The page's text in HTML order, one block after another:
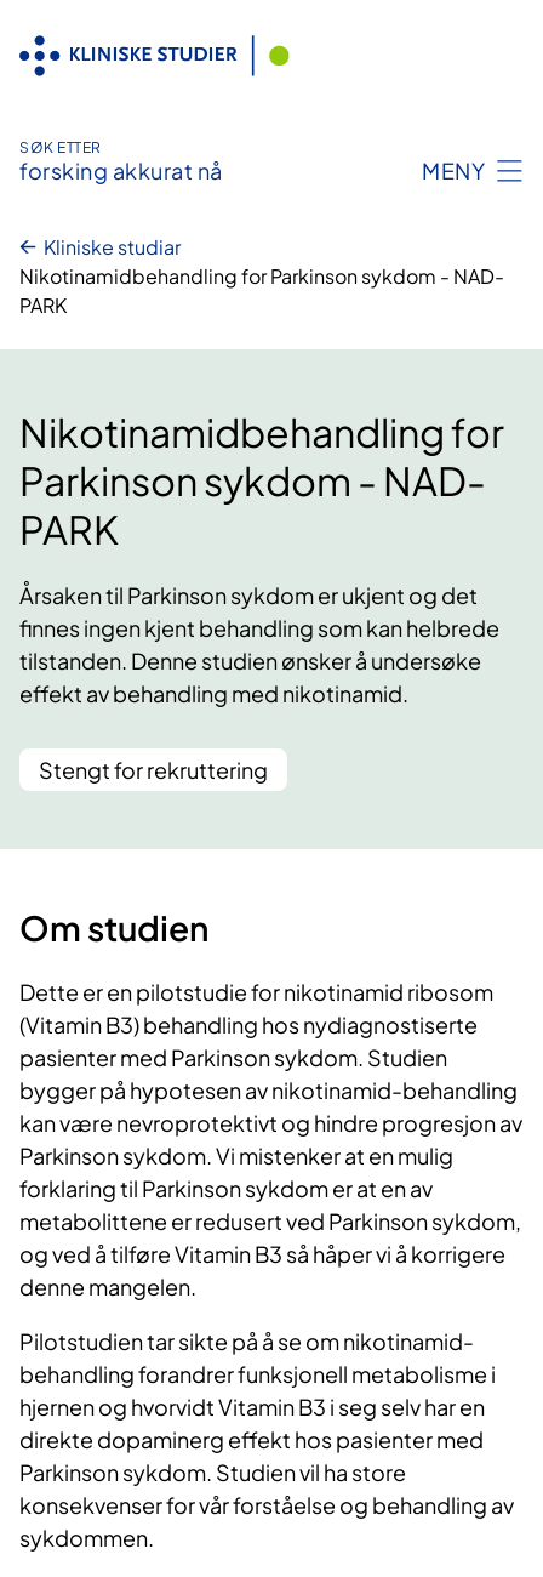
innhald
SØK ETTER
forsking akkurat nå MENY
Kliniske studiar
Nikotinamidbehandling for Parkinson sykdom - NAD-
PARK
Nikotinamidbehandling for
Parkinson sykdom - NAD-
PARK
Årsaken til Parkinson sykdom er ukjent og det
finnes ingen kjent behandling som kan helbrede
tilstanden. Denne studien ønsker å undersøke
effekt av behandling med nikotinamid.
Stengt for rekruttering
Om studien
Dette er en pilotstudie for nikotinamid ribosom
(Vitamin B3) behandling hos nydiagnostiserte
pasienter med Parkinson sykdom. Studien
bygger på hypotesen av nikotinamid-behandling
kan være nevroprotektivt og hindre progresjon av
Parkinson sykdom. Vi mistenker at en mulig
forklaring til Parkinson sykdom er at en av
metabolittene er redusert ved Parkinson sykdom,
og ved å tilføre Vitamin B3 så håper vi å korrigere
denne mangelen.
Pilotstudien tar sikte på å se om nikotinamid-
behandling forandrer funksjonell metabolisme i
hjernen og hvorvidt Vitamin B3 i seg selv har en
direkte dopaminerg effekt hos pasienter med
Parkinson sykdom. Studien vil ha store
konsekvenser for vår forståelse og behandling av
sykdommen.